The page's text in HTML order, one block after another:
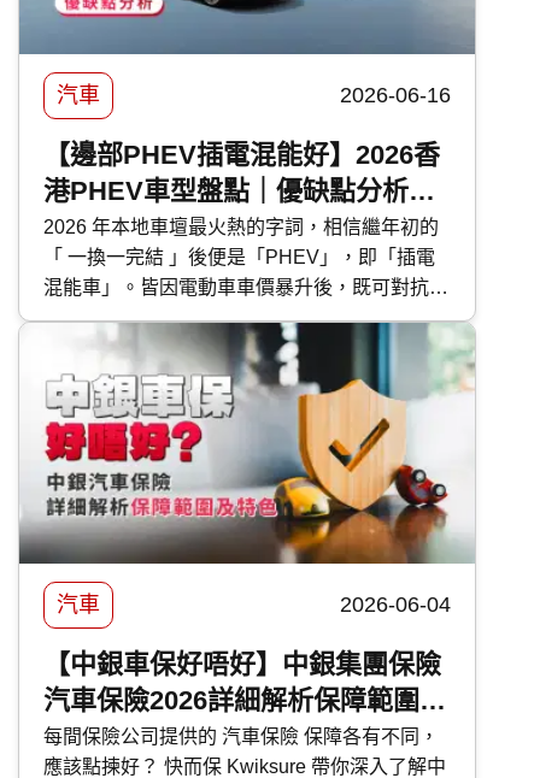
助你選出最適合愛車的護理方案！
汽車 2026-06-16
【邊部PHEV插電混能好】2026香
港PHEV車型盤點｜優缺點分析｜
保養及使用注意事項
2026 年本地車壇最火熱的字詞，相信繼年初的
「 一換一完結 」後便是「PHEV」，即「插電
混能車」。皆因電動車車價暴升後，既可對抗油
魔又毋須為續航距離而煩惱的 PHEV 插電混能
車型，便成為各大代理力谷對象。今次 快而保
便為大家盤點本地最新的 PHEV 混能車型外，
還有選購及日常使用時的注意事項。
汽車 2026-06-04
【中銀車保好唔好】中銀集團保險
汽車保險2026詳細解析保障範圍及
特色
每間保險公司提供的 汽車保險 保障各有不同，
應該點揀好？ 快而保 Kwiksure 帶你深入了解中